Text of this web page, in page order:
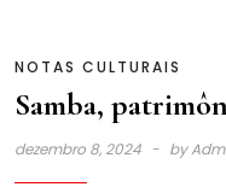
NOTAS CULTURAIS
Samba,
dezembro 8, 2024 by